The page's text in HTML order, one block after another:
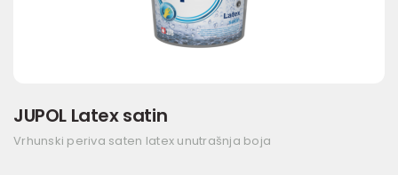
JUPOL Latex satin
Vrhunski periva saten latex unutrašnja boja